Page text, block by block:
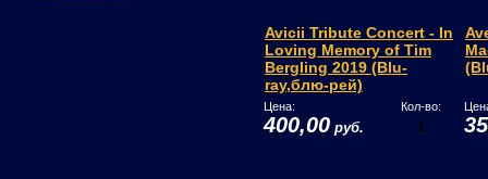
Avicii Tribute Concert - In
Loving Memory of Tim
Bergling 2019 (Blu-
ray,блю-рей)
Цена:
400,00 руб.
Кол-во: